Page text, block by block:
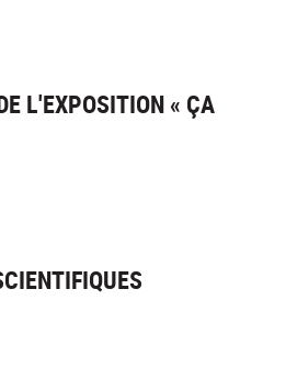
L'EXPOSITION « ÇA